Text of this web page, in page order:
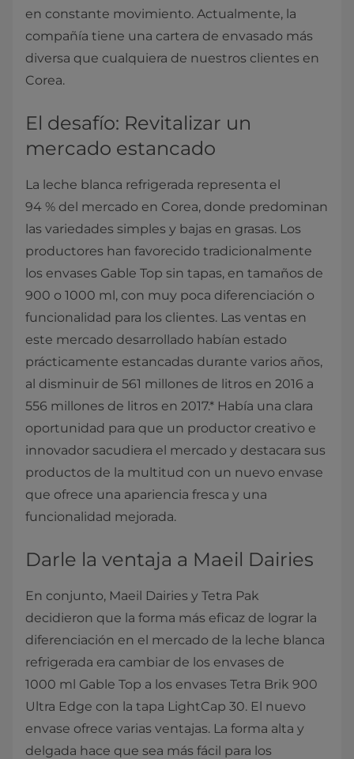
en constante movimiento. Actualmente, la
compañía tiene una cartera de envasado más
diversa que cualquiera de nuestros clientes en
Corea.
El desafío: Revitalizar un
mercado estancado
La leche blanca refrigerada representa el
94 % del mercado en Corea, donde predominan
las variedades simples y bajas en grasas. Los
productores han favorecido tradicionalmente
los envases Gable Top sin tapas, en tamaños de
900 o 1000 ml, con muy poca diferenciación o
funcionalidad para los clientes. Las ventas en
este mercado desarrollado habían estado
prácticamente estancadas durante varios años,
al disminuir de 561 millones de litros en 2016 a
556 millones de litros en 2017.* Había una clara
oportunidad para que un productor creativo e
innovador sacudiera el mercado y destacara sus
productos de la multitud con un nuevo envase
que ofrece una apariencia fresca y una
funcionalidad mejorada.
Darle la ventaja a Maeil Dairies
En conjunto, Maeil Dairies y Tetra Pak
decidieron que la forma más eficaz de lograr la
diferenciación en el mercado de la leche blanca
refrigerada era cambiar de los envases de
1000 ml Gable Top a los envases Tetra Brik 900
Ultra Edge con la tapa LightCap 30. El nuevo
envase ofrece varias ventajas. La forma alta y
delgada hace que sea más fácil para los